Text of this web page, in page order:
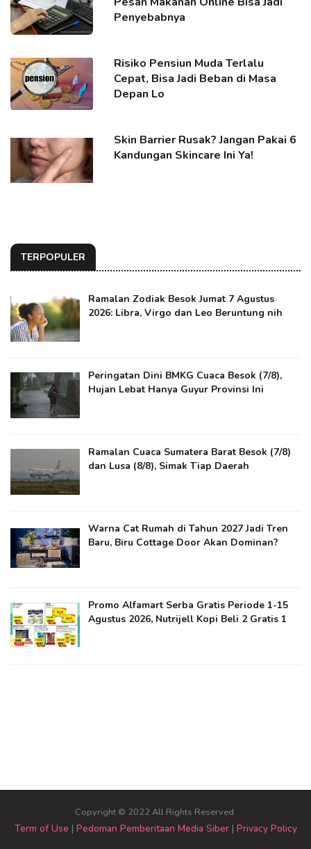
Penyebabnya
Risiko Pensiun Muda Terlalu
Cepat, Bisa Jadi Beban di Masa
Depan Lo
Skin Barrier Rusak? Jangan Pakai 6
Kandungan Skincare Ini Ya!
TERPOPULER
Ramalan Zodiak Besok Jumat 7 Agustus
2026: Libra, Virgo dan Leo Beruntung nih
Peringatan Dini BMKG Cuaca Besok (7/8),
Hujan Lebat Hanya Guyur Provinsi Ini
Ramalan Cuaca Sumatera Barat Besok (7/8)
dan Lusa (8/8), Simak Tiap Daerah
Warna Cat Rumah di Tahun 2027 Jadi Tren
Baru, Biru Cottage Door Akan Dominan?
Promo Alfamart Serba Gratis Periode 1-15
Agustus 2026, Nutrijell Kopi Beli 2 Gratis 1
Copyright © 2022 All Rights Reserved.
Term of Use | Pedoman Pemberitaan Media Siber| Privacy Policy